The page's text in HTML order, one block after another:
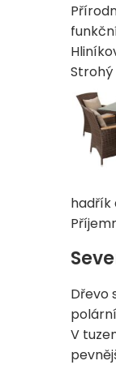
Strohý
hadřík
Dřevo
V